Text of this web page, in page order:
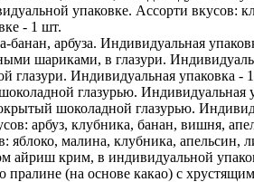
упаковке. Ассорти вкусов:
- 1 шт.
арбуза. Индивидуальная
шариками, в глазури.
глазури. Индивидуальная упаковка -
глазурью. Индивидуальная
шоколадной глазурью.
арбуз, клубника, банан, вишня,
яблоко, малина, клубника, апельсин,
айриш крим, в индивидуальной
пралине (на основе какао) с